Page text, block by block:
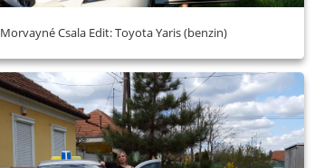
Morvayné Csala Edit: Toyota Yaris (benzin)